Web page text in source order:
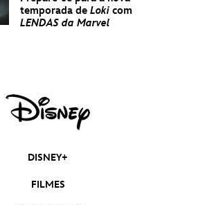
temporada de Loki com
LENDAS da Marvel
DISNEY+
FILMES